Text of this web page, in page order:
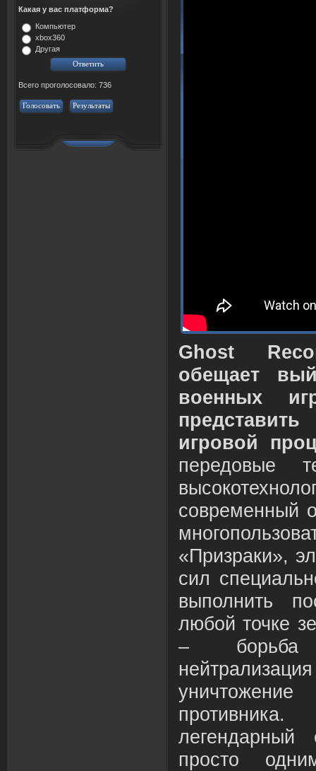
Какая у вас платформа?
Компьютер
xbox360
Другая
Всего проголосовало: 736
Голосовать Результаты
Ghost
обещает
военных
игровой
передовые
современный
«Призраки»,
сил
выполнить
любой точке
– борьба
легендарный
просто